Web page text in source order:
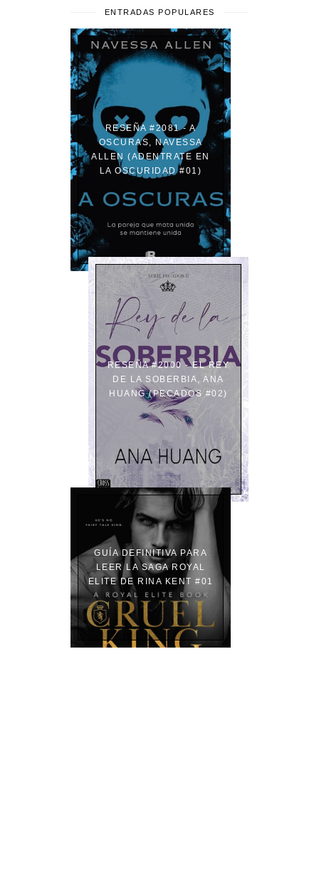
ENTRADAS POPULARES
RESEÑA #2081 - A
OSCURAS, NAVESSA
ALLEN (ADENTRATE EN
LA OSCURIDAD #01)
RESEÑA #2000 - EL REY
DE LA SOBERBIA, ANA
HUANG (PECADOS #02)
GUÍA DEFINITIVA PARA
LEER LA SAGA ROYAL
ELITE DE RINA KENT #01